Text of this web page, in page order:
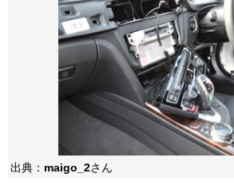
出典： maigo_2さん